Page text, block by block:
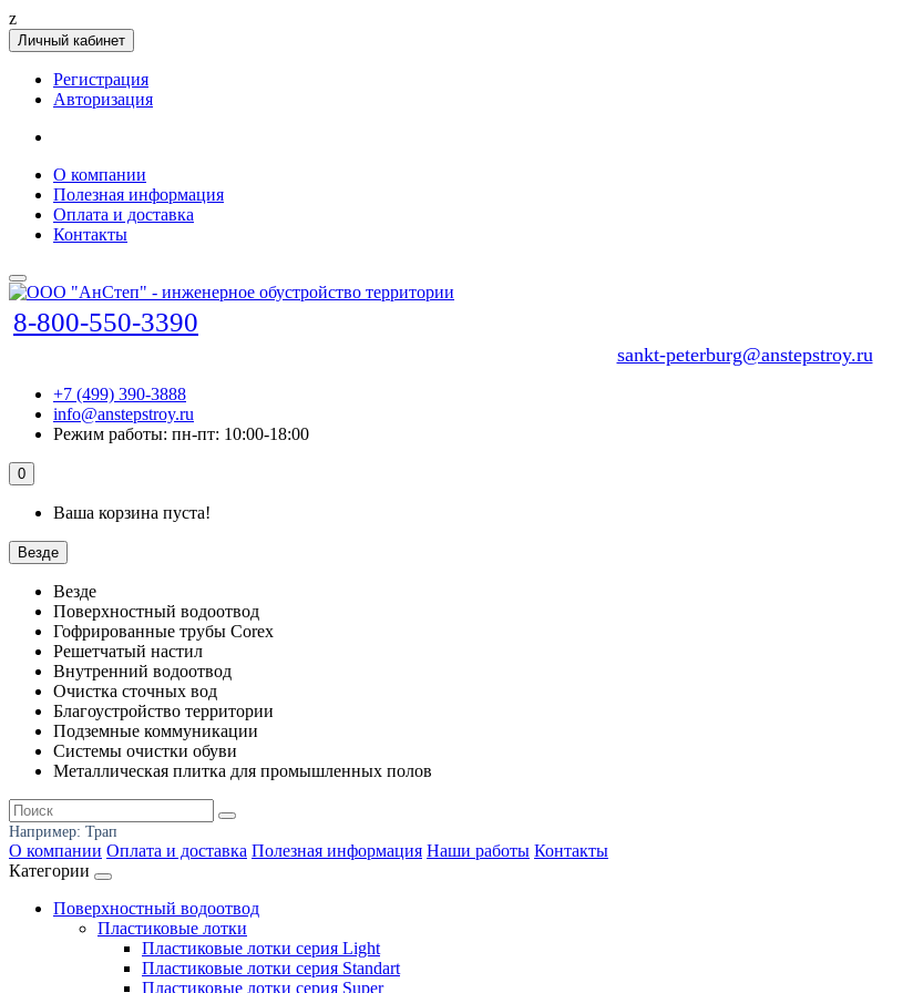
z
Личный кабинет
Регистрация
Авторизация
О компании
Полезная информация
Оплата и доставка
Контакты
8-800-550-3390
sankt-peterburg@anstepstroy.ru
+7 (499) 390-3888
info@anstepstroy.ru
Режим работы: пн-пт: 10:00-18:00
0
Ваша корзина пуста!
Везде
Везде
Поверхностный водоотвод
Гофрированные трубы Corex
Решетчатый настил
Внутренний водоотвод
Очистка сточных вод
Благоустройство территории
Подземные коммуникации
Системы очистки обуви
Металлическая плитка для промышленных полов
Например: Трап
О компании Оплата и доставка Полезная информация Наши работы Контакты
Категории
Поверхностный водоотвод
Пластиковые лотки
Пластиковые лотки серия Light
Пластиковые лотки серия Standart
Пластиковые лотки серия Super